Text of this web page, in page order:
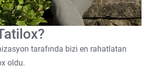
tarafında bizi en rahatlatan
oldu.